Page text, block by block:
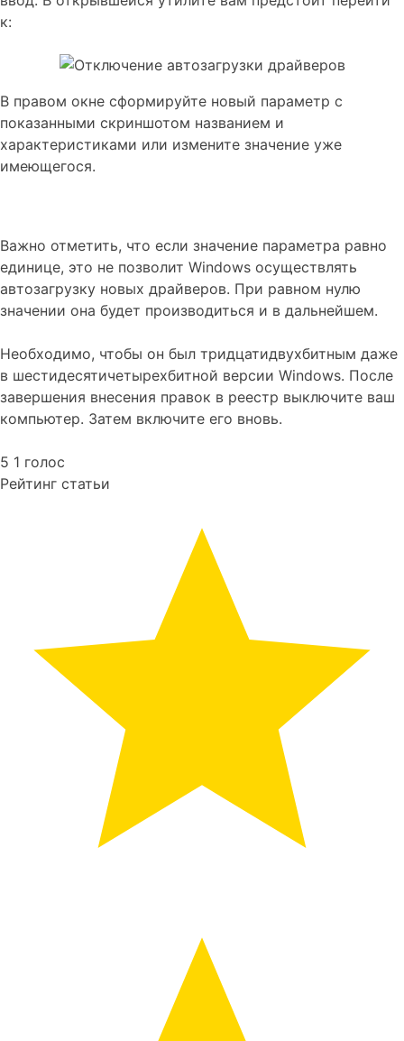
к:
В правом окне сформируйте новый параметр с
показанными скриншотом названием и
характеристиками или измените значение уже
имеющегося.
Важно отметить, что если значение параметра равно
единице, это не позволит Windows осуществлять
автозагрузку новых драйверов. При равном нулю
значении она будет производиться и в дальнейшем.
Необходимо, чтобы он был тридцатидвухбитным даже
в шестидесятичетырехбитной версии Windows. После
завершения внесения правок в реестр выключите ваш
компьютер. Затем включите его вновь.
5 1 голос
Рейтинг статьи